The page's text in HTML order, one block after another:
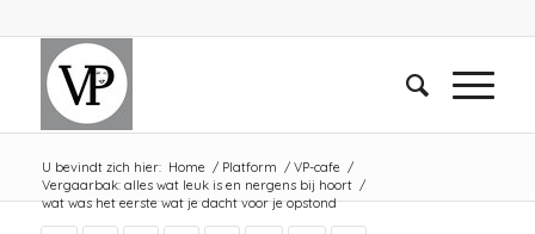
U bevindt zich hier: Home / Platform / VP-cafe /
Vergaarbak: alles wat leuk is en nergens bij hoort /
wat was het eerste wat je dacht voor je opstond